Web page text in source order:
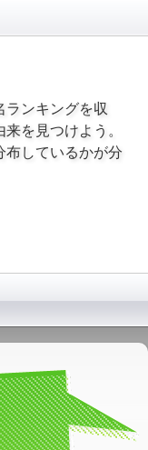
ンキングを収
を見つけよう。
布しているかが分